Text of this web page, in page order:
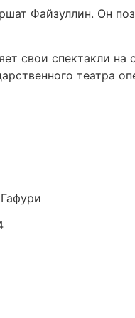
Файзуллин. Он
свои спектакли
театра